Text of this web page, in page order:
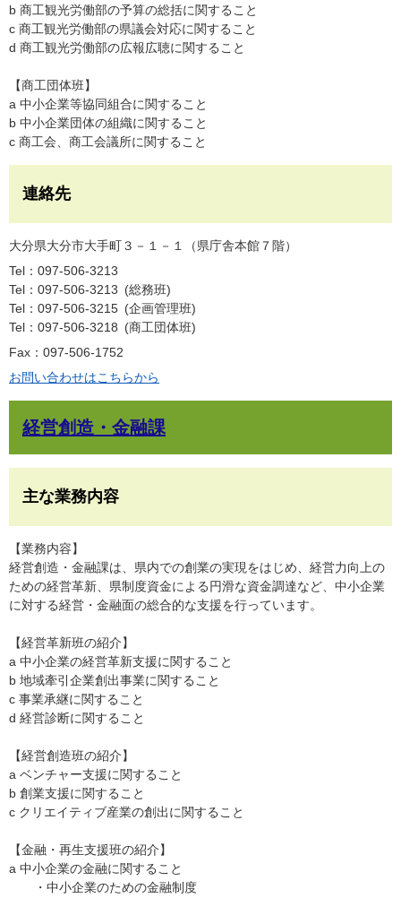
b 商工観光労働部の予算の総括に関すること
c 商工観光労働部の県議会対応に関すること
d 商工観光労働部の広報広聴に関すること
【商工団体班】
a 中小企業等協同組合に関すること
b 中小企業団体の組織に関すること
c 商工会、商工会議所に関すること
連絡先
大分県大分市大手町３－１－１（県庁舎本館７階）
Tel：097-506-3213
Tel：097-506-3213
総務班
Tel：097-506-3215
企画管理班
Tel：097-506-3218
商工団体班
Fax：097-506-1752
お問い合わせはこちらから
経営創造・金融課
主な業務内容
【業務内容】
経営創造・金融課は、県内での創業の実現をはじめ、経営力向上の
ための経営革新、県制度資金による円滑な資金調達など、中小企業
に対する経営・金融面の総合的な支援を行っています。
【経営革新班の紹介】
a 中小企業の経営革新支援に関すること
b 地域牽引企業創出事業に関すること
c 事業承継に関すること
d 経営診断に関すること
【経営創造班の紹介】
a ベンチャー支援に関すること
b 創業支援に関すること
c クリエイティブ産業の創出に関すること
【金融・再生支援班の紹介】
a 中小企業の金融に関すること
・中小企業のための金融制度